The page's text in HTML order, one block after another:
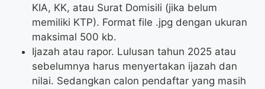
KIA, KK, atau Surat Domisili (jika belum
memiliki KTP). Format file .jpg dengan ukuran
maksimal 500 kb.
Ijazah atau rapor. Lulusan tahun 2025 atau
sebelumnya harus menyertakan ijazah dan
nilai. Sedangkan calon pendaftar yang masih